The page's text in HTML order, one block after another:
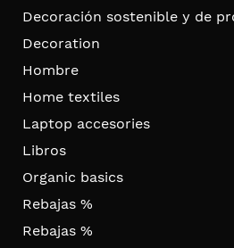
Decoración sostenible y de
Decoration
Hombre
Home textiles
Laptop accesories
Libros
Organic basics
Rebajas %
Rebajas %